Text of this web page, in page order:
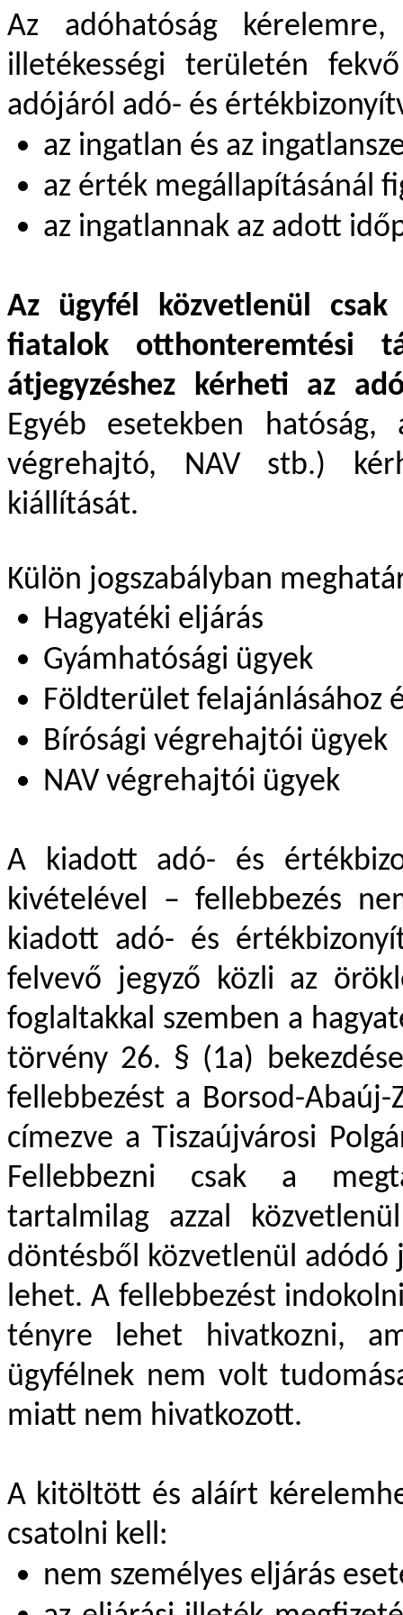
Az adóhatóság
illetékességi területén
adójáról adó- és
az ingatlan és az
az érték megállapításánál
az ingatlannak az adott
Az ügyfél közvetlenül
fiatalok otthonteremtési
átjegyzéshez kérheti az
Egyéb esetekben
végrehajtó, NAV stb.)
kiállítását.
Külön jogszabályban
Hagyatéki eljárás
Gyámhatósági ügyek
Földterület felajánlásához
Bírósági végrehajtói ügyek
NAV végrehajtói ügyek
A kiadott adó- és
kivételével – fellebbezés
kiadott adó- és
felvevő jegyző közli az
foglaltakkal szemben a
törvény 26. § (1a)
fellebbezést a Borsod-
címezve a Tiszaújvárosi
Fellebbezni csak a
tartalmilag azzal
döntésből közvetlenül adódó
lehet. A fellebbezést
tényre lehet hivatkozni,
ügyfélnek nem volt
miatt nem hivatkozott.
A kitöltött és aláírt
csatolni kell:
nem személyes eljárás